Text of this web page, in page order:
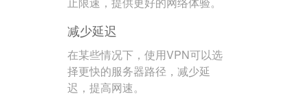
减少延迟
在某些情况下，使用VPN可以选
择更快的服务器路径，减少延
迟，提高网速。